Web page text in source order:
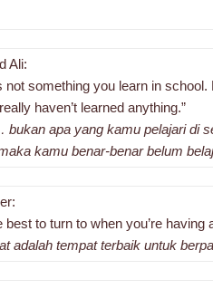
Ali:
something you learn in school.
haven’t learned anything.”
apa yang kamu pelajari di
kamu benar-benar belum
best to turn to when you’re having
adalah tempat terbaik untuk